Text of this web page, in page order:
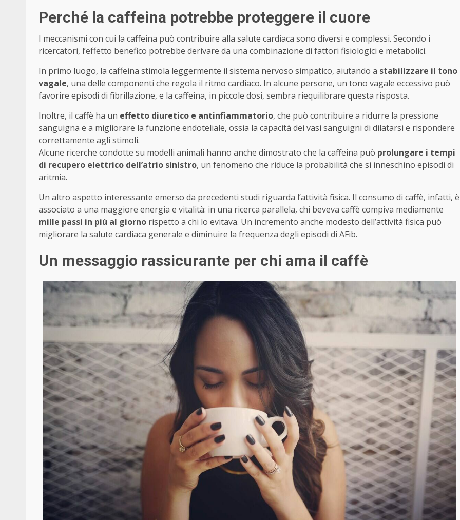
Perché la caffeina potrebbe proteggere il cuore
I meccanismi con cui la caffeina può contribuire alla salute cardiaca sono diversi e complessi. Secondo i
ricercatori, l’effetto benefico potrebbe derivare da una combinazione di fattori fisiologici e metabolici.
In primo luogo, la caffeina stimola leggermente il sistema nervoso simpatico, aiutando a stabilizzare il tono
vagale, una delle componenti che regola il ritmo cardiaco. In alcune persone, un tono vagale eccessivo può
favorire episodi di fibrillazione, e la caffeina, in piccole dosi, sembra riequilibrare questa risposta.
Inoltre, il caffè ha un effetto diuretico e antinfiammatorio, che può contribuire a ridurre la pressione
sanguigna e a migliorare la funzione endoteliale, ossia la capacità dei vasi sanguigni di dilatarsi e rispondere
correttamente agli stimoli.
Alcune ricerche condotte su modelli animali hanno anche dimostrato che la caffeina può prolungare i tempi
di recupero elettrico dell’atrio sinistro, un fenomeno che riduce la probabilità che si inneschino episodi di
aritmia.
Un altro aspetto interessante emerso da precedenti studi riguarda l’attività fisica. Il consumo di caffè, infatti, è
associato a una maggiore energia e vitalità: in una ricerca parallela, chi beveva caffè compiva mediamente
mille passi in più al giorno rispetto a chi lo evitava. Un incremento anche modesto dell’attività fisica può
migliorare la salute cardiaca generale e diminuire la frequenza degli episodi di AFib.
Un messaggio rassicurante per chi ama il caffè